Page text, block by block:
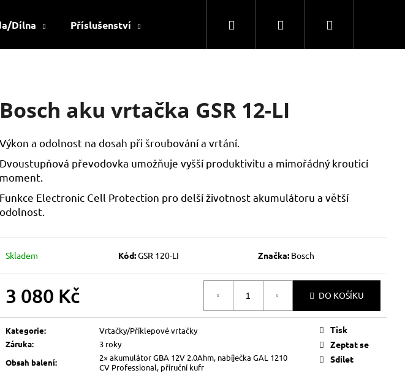
Dílna Příslušenství Servis Kontakty
Hledat PřihlášeníNákupní
Bosch aku vrtačka GSR 12-LI
Výkon a odolnost na dosah při šroubování a vrtání.
Dvoustupňová převodovka umožňuje vyšší produktivitu a mimořádný krouticí
moment.
Funkce Electronic Cell Protection pro delší životnost akumulátoru a větší
odolnost.
Skladem Kód:GSR 120-LI Značka: Bosch
3 080 Kč DO KOŠÍKU
Kategorie:
Vrtačky/Příklepové vrtačky
Záruka:
3 roky
Obsah balení:
2× akumulátor GBA 12V 2.0Ahm, nabíječka GAL 1210
CV Professional, příruční kufr
Tisk
Zeptat se
Sdílet
HLEDAT